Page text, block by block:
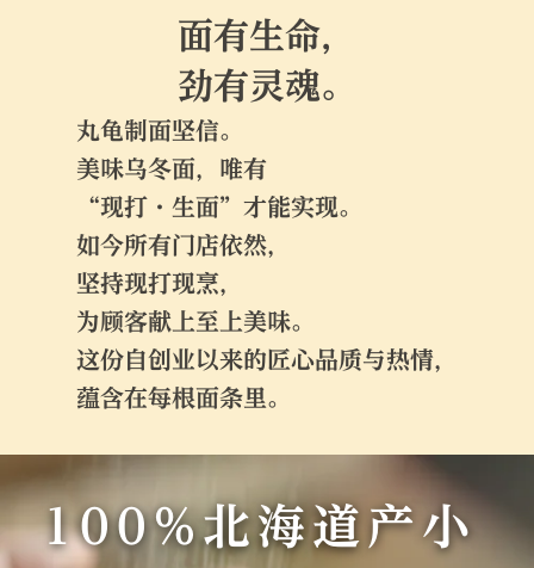
面有生命，
劲有灵魂。
丸龟制面坚信。
美味乌冬面，唯有
“现打・生面”才能实现。
如今所有门店依然，
坚持现打现烹，
为顾客献上至上美味。
这份自创业以来的匠心品质与热情，
蕴含在每根面条里。
100%北海道产小